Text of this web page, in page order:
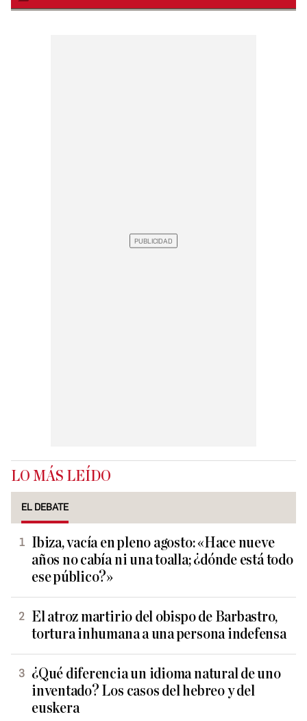
LO MÁS LEÍDO
EL DEBATE
Ibiza, vacía en pleno agosto: «Hace nueve
años no cabía ni una toalla; ¿dónde está todo
ese público?»
El atroz martirio del obispo de Barbastro,
tortura inhumana a una persona indefensa
¿Qué diferencia un idioma natural de uno
inventado? Los casos del hebreo y del
euskera